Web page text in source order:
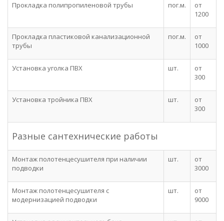
Прокладка полипропиленовой трубы пог.м.
от
1200
Прокладка пластиковой канализационной
трубы
пог.м.
от
1000
Установка уголка ПВХ шт.
от
300
Установка тройника ПВХ шт.
от
300
Разные сантехнические работы
Монтаж полотенцесушителя при наличии
подводки
шт.
от
3000
Монтаж полотенцесушителя с
модернизацией подводки
шт.
от
9000